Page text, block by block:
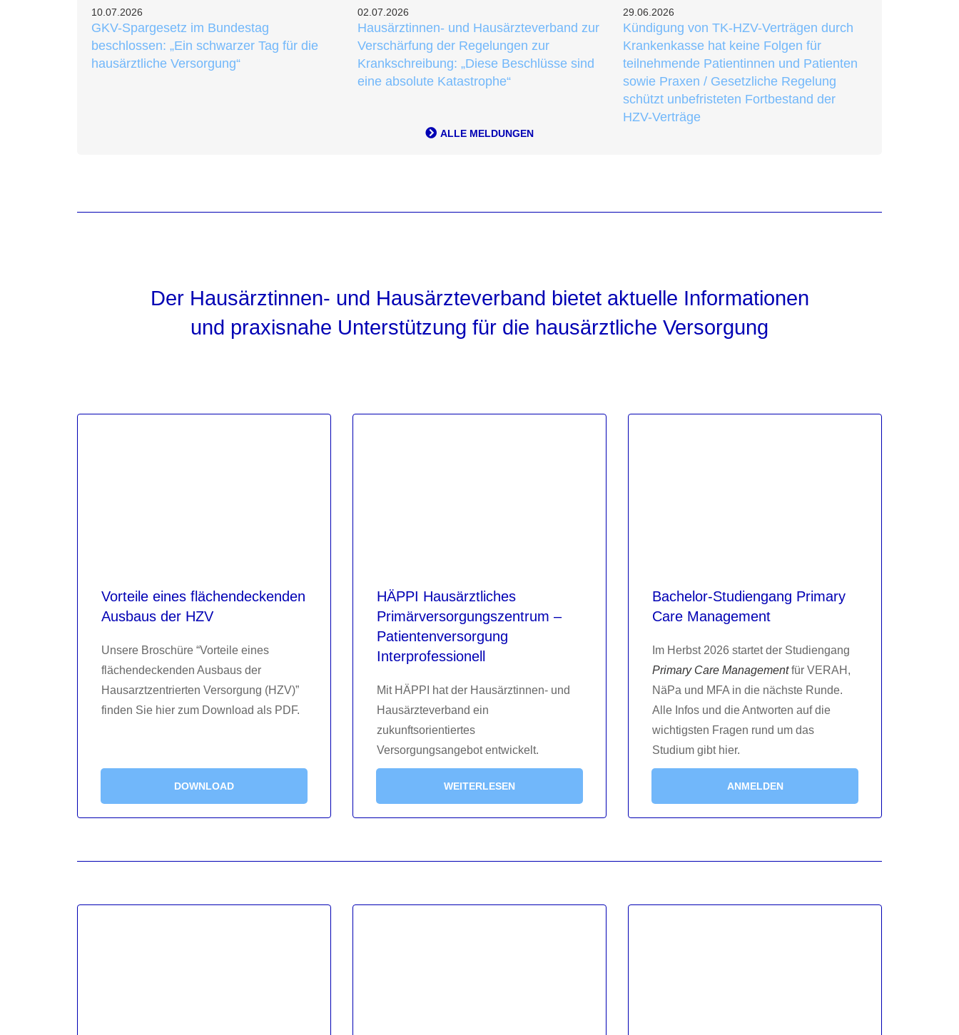
10.07.2026
GKV-Spargesetz im Bundestag
beschlossen: „Ein schwarzer Tag für die
hausärztliche Versorgung“
02.07.2026
Hausärztinnen- und Hausärzteverband zur
Verschärfung der Regelungen zur
Krankschreibung: „Diese Beschlüsse sind
eine absolute Katastrophe“
29.06.2026
Kündigung von TK-HZV-Verträgen durch
Krankenkasse hat keine Folgen für
teilnehmende Patientinnen und Patienten
sowie Praxen / Gesetzliche Regelung
schützt unbefristeten Fortbestand der
HZV-Verträge
ALLE MELDUNGEN
Der Hausärztinnen- und Hausärzteverband bietet aktuelle Informationen
und praxisnahe Unterstützung für die hausärztliche Versorgung
Vorteile eines flächendeckenden
Ausbaus der HZV
Unsere Broschüre “Vorteile eines
flächendeckenden Ausbaus der
Hausarztzentrierten Versorgung (HZV)”
finden Sie hier zum Download als PDF.
DOWNLOAD
HÄPPI Hausärztliches
Primärversorgungszentrum –
Patientenversorgung
Interprofessionell
Mit HÄPPI hat der Hausärztinnen- und
Hausärzteverband ein
zukunftsorientiertes
Versorgungsangebot entwickelt.
WEITERLESEN
Bachelor-Studiengang Primary
Care Management
Im Herbst 2026 startet der Studiengang
Primary Care Managementfür VERAH,
NäPa und MFA in die nächste Runde.
Alle Infos und die Antworten auf die
wichtigsten Fragen rund um das
Studium gibt hier.
ANMELDEN